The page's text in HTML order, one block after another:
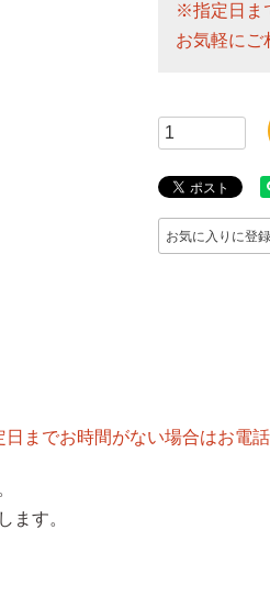
※指定日ま
お気軽にご
お気に入りに登
までお時間がない場合はお電
ます。